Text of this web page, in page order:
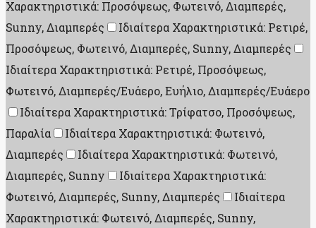
Χαρακτηριστικά: Προσόψεως, Φωτεινό, Διαμπερές,
Sunny, Διαμπερές
Ιδιαίτερα Χαρακτηριστικά: Ρετιρέ,
Προσόψεως, Φωτεινό, Διαμπερές, Sunny, Διαμπερές
Ιδιαίτερα Χαρακτηριστικά: Ρετιρέ, Προσόψεως,
Φωτεινό, Διαμπερές/Ευάερο, Ευήλιο, Διαμπερές/Ευάερο
Ιδιαίτερα Χαρακτηριστικά: Τρίφατσο, Προσόψεως,
Παραλία
Ιδιαίτερα Χαρακτηριστικά: Φωτεινό,
Διαμπερές
Ιδιαίτερα Χαρακτηριστικά: Φωτεινό,
Διαμπερές, Sunny
Ιδιαίτερα Χαρακτηριστικά:
Φωτεινό, Διαμπερές, Sunny, Διαμπερές
Ιδιαίτερα
Χαρακτηριστικά: Φωτεινό, Διαμπερές, Sunny,